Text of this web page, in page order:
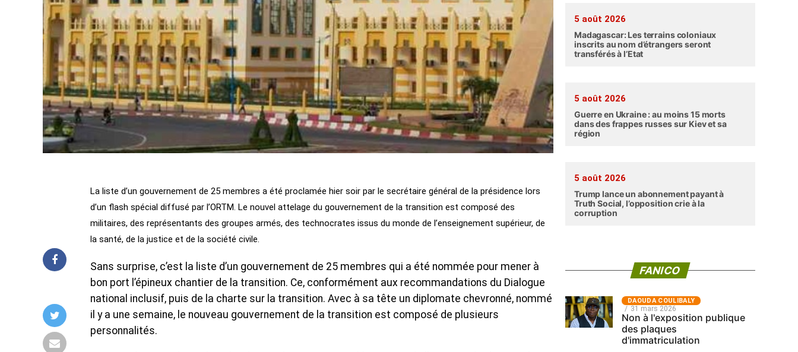
La liste d’un gouvernement de 25 membres a été proclamée hier soir par le secrétaire général de la présidence lors
d’un flash spécial diffusé par l’ORTM. Le nouvel attelage du gouvernement de la transition est composé des
militaires, des représentants des groupes armés, des technocrates issus du monde de l’enseignement supérieur, de
la santé, de la justice et de la société civile.
Sans surprise, c’est la liste d’un gouvernement de 25 membres qui a été nommée pour mener à
bon port l’épineux chantier de la transition. Ce, conformément aux recommandations du Dialogue
national inclusif, puis de la charte sur la transition. Avec à sa tête un diplomate chevronné, nommé
il y a une semaine, le nouveau gouvernement de la transition est composé de plusieurs
personnalités.
5 août 2026
Madagascar: Les terrains coloniaux
inscrits au nom d’étrangers seront
transférés à l’Etat
5 août 2026
Guerre en Ukraine : au moins 15 morts
dans des frappes russes sur Kiev et sa
région
5 août 2026
Trump lance un abonnement payant à
Truth Social, l’opposition crie à la
corruption
FANICO
‎DAOUDA COULIBALY
31 mars 2026
Non à l'exposition publique
des plaques
d'immatriculation